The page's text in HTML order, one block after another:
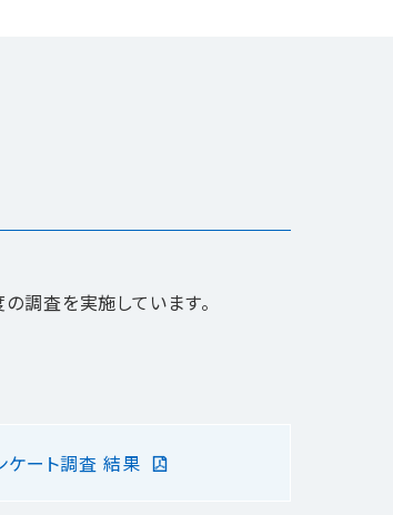
調査を実施しています。
ート調査 結果